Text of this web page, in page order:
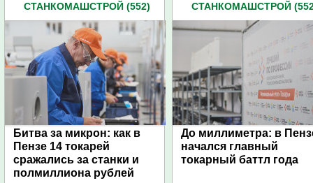
СТАНКОМАШСТРОЙ (552)
Битва за микрон: как в
Пензе 14 токарей
сражались за станки и
полмиллиона рублей
СТАНКОМАШСТРОЙ
До миллиметра: в
начался главный
токарный баттл года